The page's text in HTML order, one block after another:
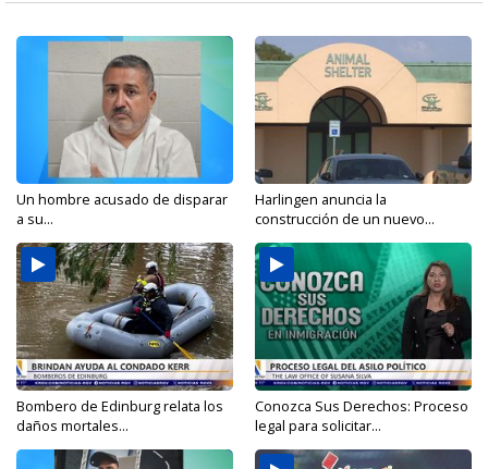
Un hombre acusado de disparar
a su...
Harlingen anuncia la
construcción de un nuevo...
Bombero de Edinburg relata los
daños mortales...
Conozca Sus Derechos: Proceso
legal para solicitar...